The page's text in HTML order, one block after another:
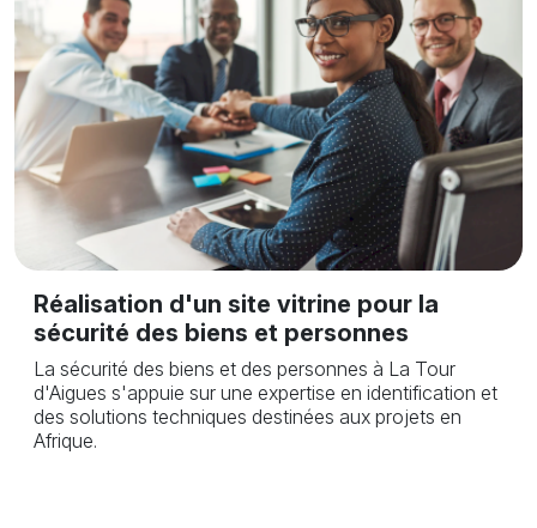
Réalisation d'un site vitrine pour la
sécurité des biens et personnes
La sécurité des biens et des personnes à La Tour
d'Aigues s'appuie sur une expertise en identification et
des solutions techniques destinées aux projets en
Afrique.